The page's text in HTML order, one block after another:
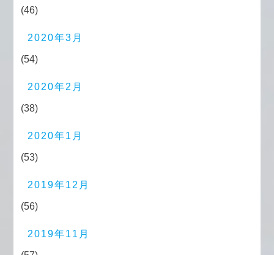
(46)
2020年3月
(54)
2020年2月
(38)
2020年1月
(53)
2019年12月
(56)
2019年11月